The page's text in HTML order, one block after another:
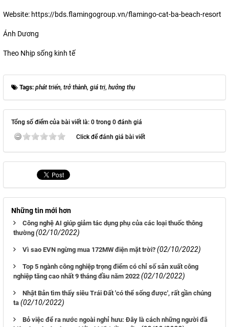
Website: https://bds.flamingogroup.vn/flamingo-cat-ba-beach-resort
Ánh Dương
Theo Nhịp sống kinh tế
Tags: phát triển, trở thành, giá trị, hưởng thụ
Tổng số điểm của bài viết là: 0 trong 0 đánh giá
Click để đánh giá bài viết
Những tin mới hơn
Công nghệ AI giúp giảm tác dụng phụ của các loại thuốc thông
thường (02/10/2022)
Vì sao EVN ngừng mua 172MW điện mặt trời? (02/10/2022)
Top 5 ngành công nghiệp trọng điểm có chỉ số sản xuất công
nghiệp tăng cao nhất 9 tháng đầu năm 2022 (02/10/2022)
Nhật Bản tìm thấy siêu Trái Đất 'có thể sống được', rất gần chúng
ta (02/10/2022)
Bỏ việc để ra nước ngoài nghỉ hưu: Đây là cách những người đã